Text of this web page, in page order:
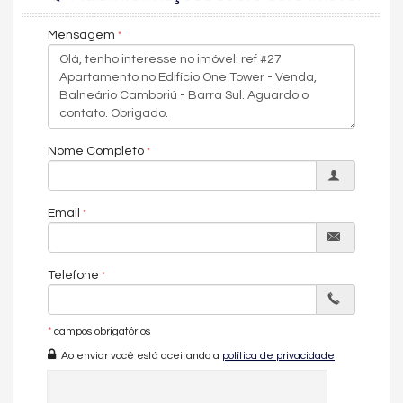
apartamento no One Tower é uma oportunidade única para
quem busca exclusividade, vista mar e o melhor da vida à
beira-mar.
3 a 4 vagas de garagem
4 pavimentos de área de lazer
4 suítes (sendo 1 master) e 2 de frente para o mar.
barra sul
frente mar
Aquecimento de Água
Churrasqueira
Piso Porcelanato
Infra para Ar Split
Vista Livre
Vista Mar
Vista Panorâmica
Área de Serviço
Mensagem
Nome Completo
Email
Telefone
* campos obrigatórios
Ao enviar você está aceitando a política de privacidade